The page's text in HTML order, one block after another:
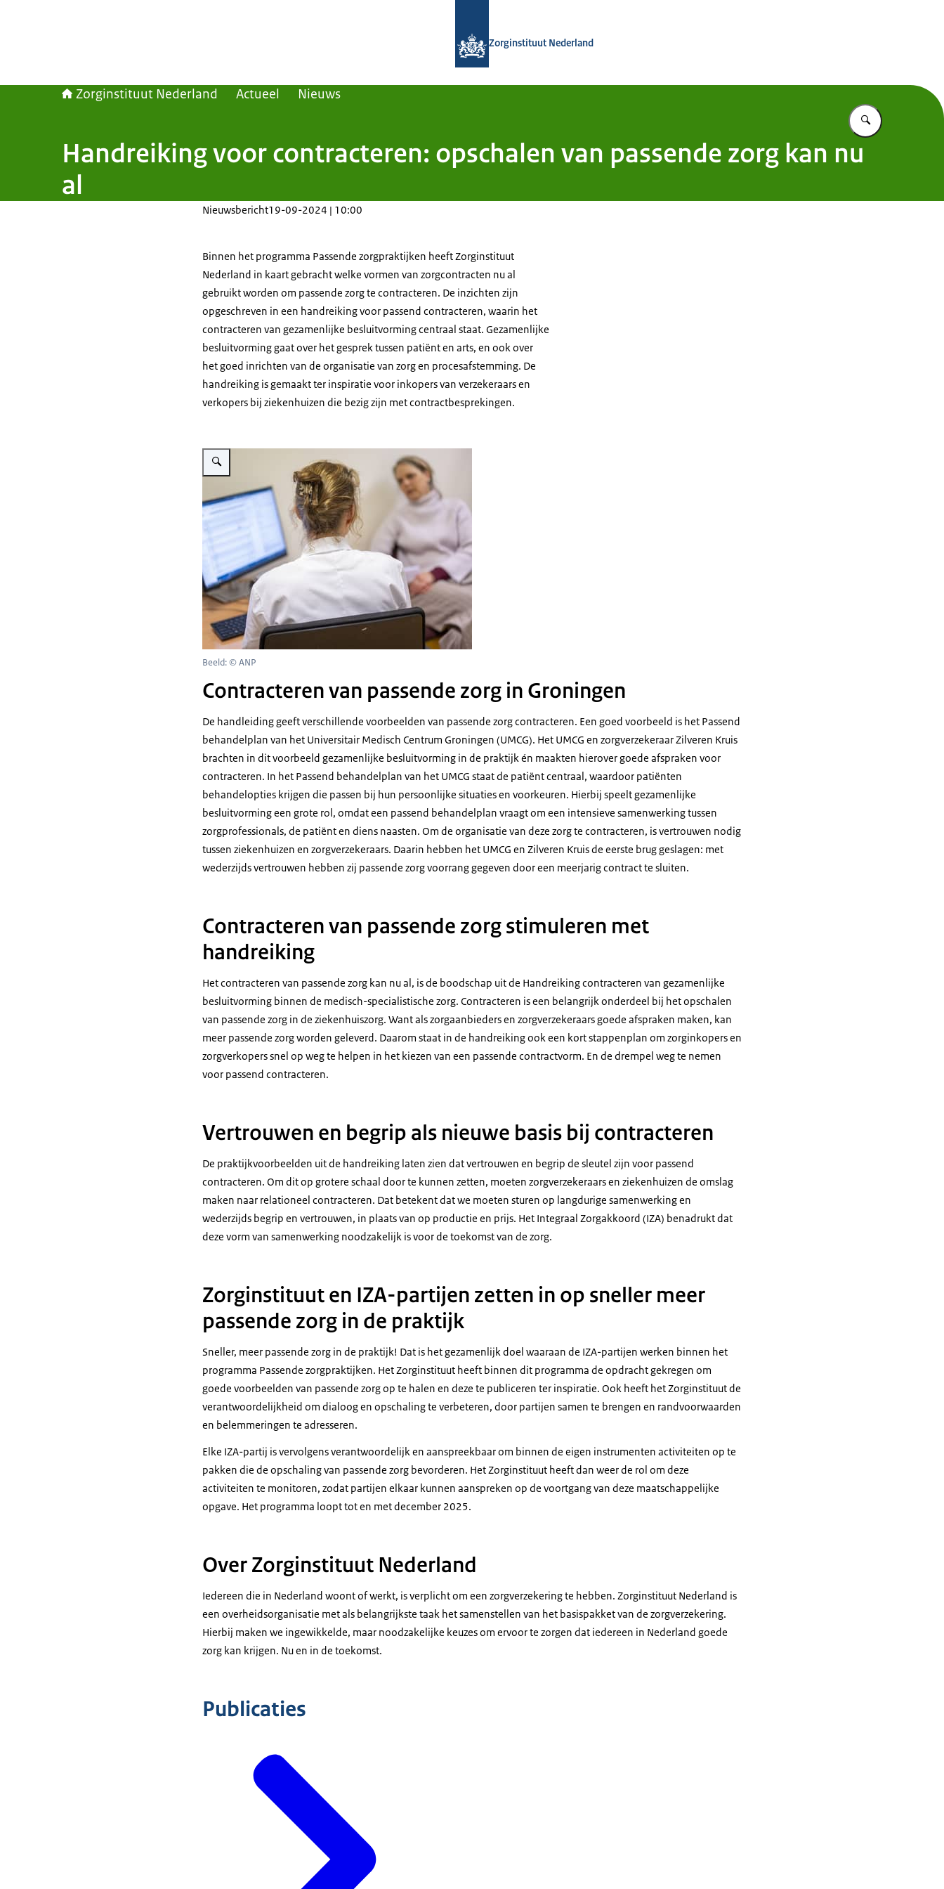
Zorginstituut Nederland
Zorginstituut Nederland Actueel Nieuws
Vul in wat u
Handreiking voor contracteren: opschalen van passende zorg kan nu
al
Nieuwsbericht19-09-2024 | 10:00
Binnen het programma Passende zorgpraktijken heeft Zorginstituut
Nederland in kaart gebracht welke vormen van zorgcontracten nu al
gebruikt worden om passende zorg te contracteren. De inzichten zijn
opgeschreven in een handreiking voor passend contracteren, waarin het
contracteren van gezamenlijke besluitvorming centraal staat. Gezamenlijke
besluitvorming gaat over het gesprek tussen patiënt en arts, en ook over
het goed inrichten van de organisatie van zorg en procesafstemming. De
handreiking is gemaakt ter inspiratie voor inkopers van verzekeraars en
verkopers bij ziekenhuizen die bezig zijn met contractbesprekingen.
Vergroot afbeelding De foto toont een arts en patiënt die met elkaar in gesprek zijn.
Beeld: © ANP
Contracteren van passende zorg in Groningen
De handleiding geeft verschillende voorbeelden van passende zorg contracteren. Een goed voorbeeld is het Passend
behandelplan van het Universitair Medisch Centrum Groningen (UMCG). Het UMCG en zorgverzekeraar Zilveren Kruis
brachten in dit voorbeeld gezamenlijke besluitvorming in de praktijk én maakten hierover goede afspraken voor
contracteren. In het Passend behandelplan van het UMCG staat de patiënt centraal, waardoor patiënten
behandelopties krijgen die passen bij hun persoonlijke situaties en voorkeuren. Hierbij speelt gezamenlijke
besluitvorming een grote rol, omdat een passend behandelplan vraagt om een intensieve samenwerking tussen
zorgprofessionals, de patiënt en diens naasten. Om de organisatie van deze zorg te contracteren, is vertrouwen nodig
tussen ziekenhuizen en zorgverzekeraars. Daarin hebben het UMCG en Zilveren Kruis de eerste brug geslagen: met
wederzijds vertrouwen hebben zij passende zorg voorrang gegeven door een meerjarig contract te sluiten.
Contracteren van passende zorg stimuleren met
handreiking
Het contracteren van passende zorg kan nu al, is de boodschap uit de Handreiking contracteren van gezamenlijke
besluitvorming binnen de medisch-specialistische zorg. Contracteren is een belangrijk onderdeel bij het opschalen
van passende zorg in de ziekenhuiszorg. Want als zorgaanbieders en zorgverzekeraars goede afspraken maken, kan
meer passende zorg worden geleverd. Daarom staat in de handreiking ook een kort stappenplan om zorginkopers en
zorgverkopers snel op weg te helpen in het kiezen van een passende contractvorm. En de drempel weg te nemen
voor passend contracteren.
Vertrouwen en begrip als nieuwe basis bij contracteren
De praktijkvoorbeelden uit de handreiking laten zien dat vertrouwen en begrip de sleutel zijn voor passend
contracteren. Om dit op grotere schaal door te kunnen zetten, moeten zorgverzekeraars en ziekenhuizen de omslag
maken naar relationeel contracteren. Dat betekent dat we moeten sturen op langdurige samenwerking en
wederzijds begrip en vertrouwen, in plaats van op productie en prijs. Het Integraal Zorgakkoord (IZA) benadrukt dat
deze vorm van samenwerking noodzakelijk is voor de toekomst van de zorg.
Zorginstituut en IZA-partijen zetten in op sneller meer
passende zorg in de praktijk
Sneller, meer passende zorg in de praktijk! Dat is het gezamenlijk doel waaraan de IZA-partijen werken binnen het
programma Passende zorgpraktijken. Het Zorginstituut heeft binnen dit programma de opdracht gekregen om
goede voorbeelden van passende zorg op te halen en deze te publiceren ter inspiratie. Ook heeft het Zorginstituut de
verantwoordelijkheid om dialoog en opschaling te verbeteren, door partijen samen te brengen en randvoorwaarden
en belemmeringen te adresseren.
Elke IZA-partij is vervolgens verantwoordelijk en aanspreekbaar om binnen de eigen instrumenten activiteiten op te
pakken die de opschaling van passende zorg bevorderen. Het Zorginstituut heeft dan weer de rol om deze
activiteiten te monitoren, zodat partijen elkaar kunnen aanspreken op de voortgang van deze maatschappelijke
opgave. Het programma loopt tot en met december 2025.
Over Zorginstituut Nederland
Iedereen die in Nederland woont of werkt, is verplicht om een zorgverzekering te hebben. Zorginstituut Nederland is
een overheidsorganisatie met als belangrijkste taak het samenstellen van het basispakket van de zorgverzekering.
Hierbij maken we ingewikkelde, maar noodzakelijke keuzes om ervoor te zorgen dat iedereen in Nederland goede
zorg kan krijgen. Nu en in de toekomst.
Publicaties